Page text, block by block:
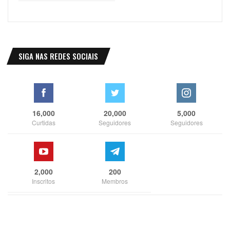
SIGA NAS REDES SOCIAIS
16,000
Curtidas
20,000
Seguidores
5,000
Seguidores
2,000
Inscritos
200
Membros